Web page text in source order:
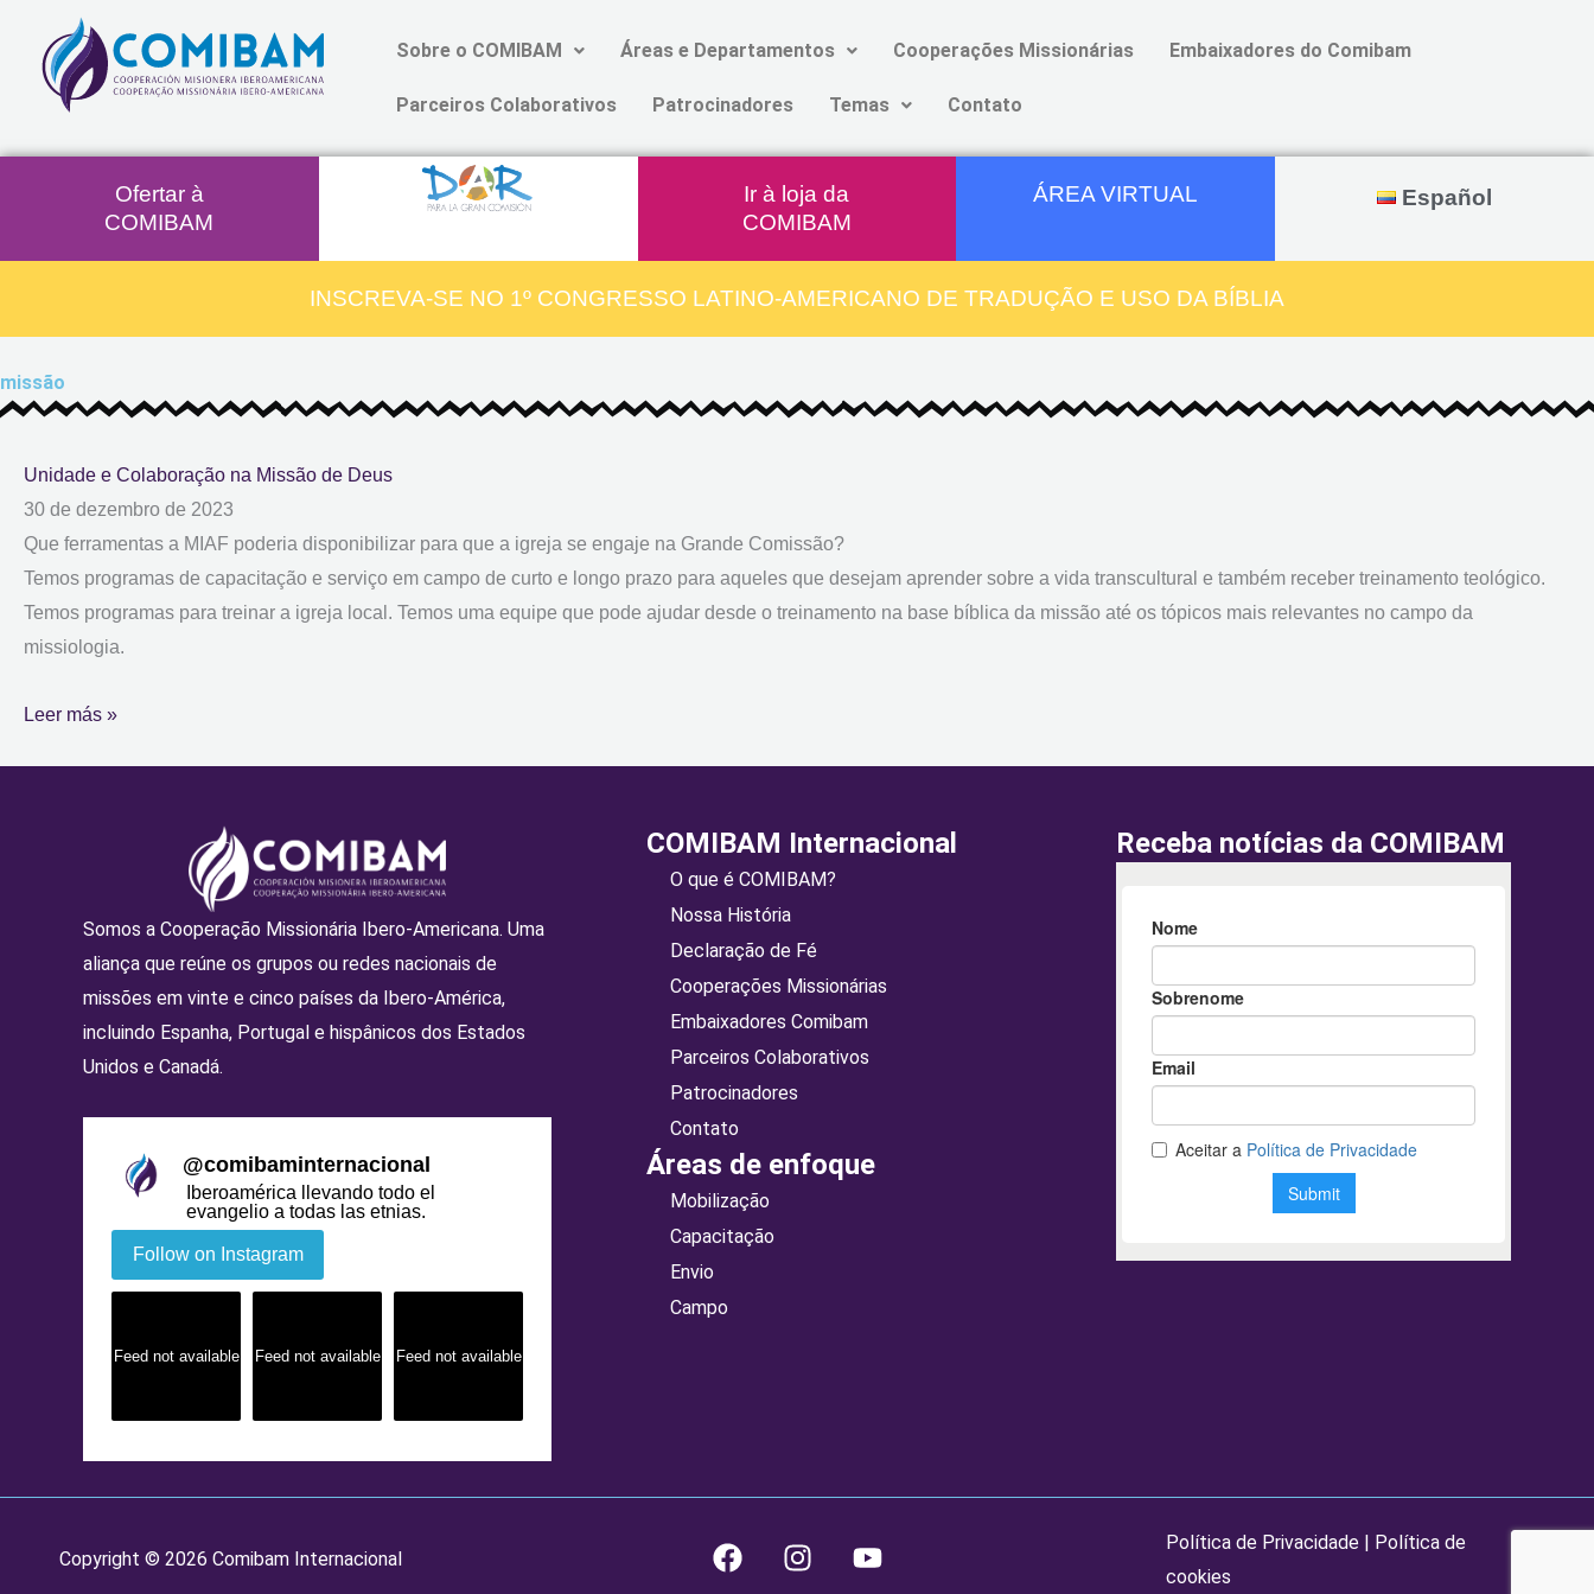
conteúdo
Sobre o COMIBAM Áreas e Departamentos Cooperações Missionárias Embaixadores do Comibam
Parceiros Colaborativos Patrocinadores Temas Contato
Ofertar à
COMIBAM
Ir à loja da
COMIBAM
ÁREA VIRTUAL Español
INSCREVA-SE NO 1º CONGRESSO LATINO-AMERICANO DE TRADUÇÃO E USO DA BÍBLIA
missão
Unidade e Colaboração na Missão de Deus
30 de dezembro de 2023
Que ferramentas a MIAF poderia disponibilizar para que a igreja se engaje na Grande Comissão?
Temos programas de capacitação e serviço em campo de curto e longo prazo para aqueles que desejam aprender sobre a vida transcultural e também receber treinamento teológico.
Temos programas para treinar a igreja local. Temos uma equipe que pode ajudar desde o treinamento na base bíblica da missão até os tópicos mais relevantes no campo da
missiologia.
Leer más »
Somos a Cooperação Missionária Ibero-Americana. Uma
aliança que reúne os grupos ou redes nacionais de
missões em vinte e cinco países da Ibero-América,
incluindo Espanha, Portugal e hispânicos dos Estados
Unidos e Canadá.
@comibaminternacional
Iberoamérica llevando todo el
evangelio a todas las etnias.
Follow on Instagram
Feed not available Feed not available Feed not available
COMIBAM Internacional
O que é COMIBAM?
Nossa História
Declaração de Fé
Cooperações Missionárias
Embaixadores Comibam
Parceiros Colaborativos
Patrocinadores
Contato
Áreas de enfoque
Mobilização
Capacitação
Envio
Campo
Receba notícias da COMIBAM
Copyright © 2026 Comibam Internacional
F
a
I
n
Y
o
Política de Privacidade | Política de
cookies